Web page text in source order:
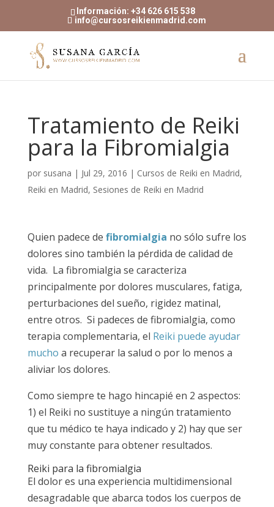
Información: +34 626 615 538
info@cursosreikienmadrid.com
Tratamiento de Reiki
para la Fibromialgia
por susana | Jul 29, 2016 | Cursos de Reiki en Madrid,
Reiki en Madrid, Sesiones de Reiki en Madrid
Quien padece de fibromialgia no sólo sufre los
dolores sino también la pérdida de calidad de
vida. La fibromialgia se caracteriza
principalmente por dolores musculares, fatiga,
perturbaciones del sueño, rigidez matinal,
entre otros. Si padeces de fibromialgia, como
terapia complementaria, el Reiki puede ayudar
mucho a recuperar la salud o por lo menos a
aliviar los dolores.
Como siempre te hago hincapié en 2 aspectos:
1) el Reiki no sustituye a ningún tratamiento
que tu médico te haya indicado y 2) hay que ser
muy constante para obtener resultados.
Reiki para la fibromialgia
El dolor es una experiencia multidimensional
desagradable que abarca todos los cuerpos de